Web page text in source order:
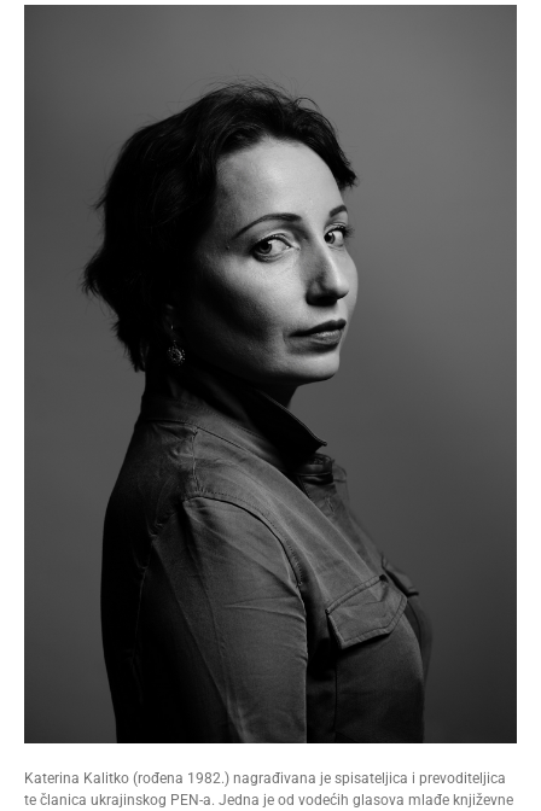
Katerina Kalitko (rođena 1982.) nagrađivana je spisateljica i prevoditeljica
te članica ukrajinskog PEN-a. Jedna je od vodećih glasova mlađe književne